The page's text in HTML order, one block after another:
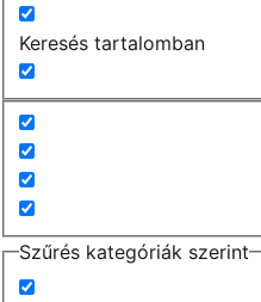
Keresés tartalomban
Szűrés kategóriák szerint